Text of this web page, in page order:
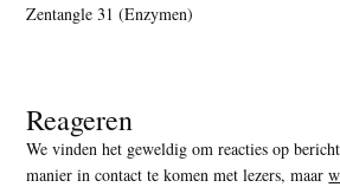
Zentangle 31 (Enzymen)
Reageren
We vinden het geweldig om reacties op
manier in contact te komen met lezers, maar